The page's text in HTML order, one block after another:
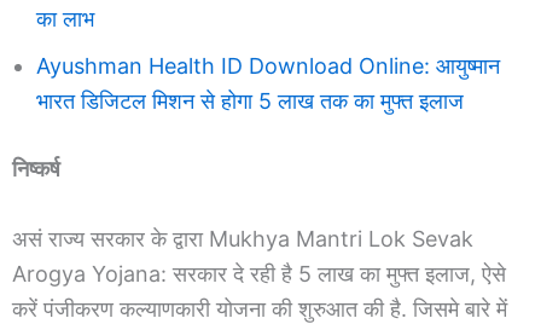
का लाभ
Ayushman Health ID Download Online: आयुष्मान
भारत डिजिटल मिशन से होगा 5 लाख तक का मुफ्त इलाज
निष्कर्ष
असं राज्य सरकार के द्वारा Mukhya Mantri Lok Sevak
Arogya Yojana: सरकार दे रही है 5 लाख का मुफ्त इलाज, ऐसे
करें पंजीकरण कल्याणकारी योजना की शुरुआत की है. जिसमे बारे में